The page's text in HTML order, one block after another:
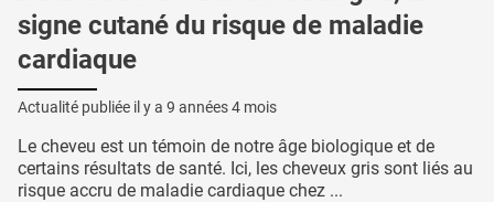
signe cutané du risque de maladie
cardiaque
Actualité publiée il y a 9 années 4 mois
Le cheveu est un témoin de notre âge biologique et de
certains résultats de santé. Ici, les cheveux gris sont liés au
risque accru de maladie cardiaque chez ...